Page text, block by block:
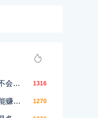
伦敦金亏了一直不卖会不会赚回来 1316
伦敦金每涨1美元1千手能赚多少 1270